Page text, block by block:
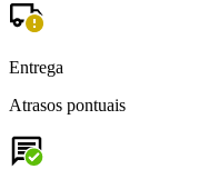
Entrega
Atrasos pontuais